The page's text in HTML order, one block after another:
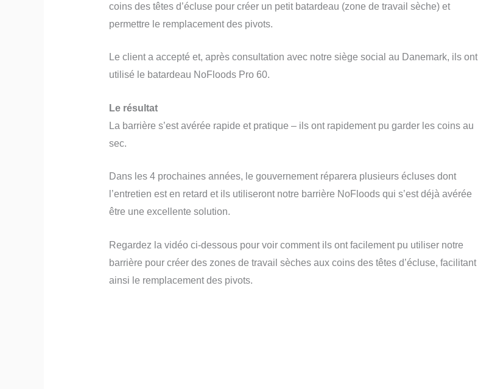
coins des têtes d’écluse pour créer un petit batardeau (zone de travail sèche) et
permettre le remplacement des pivots.
Le client a accepté et, après consultation avec notre siège social au Danemark, ils ont
utilisé le batardeau NoFloods Pro 60.
Le résultat
La barrière s’est avérée rapide et pratique – ils ont rapidement pu garder les coins au
sec.
Dans les 4 prochaines années, le gouvernement réparera plusieurs écluses dont
l’entretien est en retard et ils utiliseront notre barrière NoFloods qui s’est déjà avérée
être une excellente solution.
Regardez la vidéo ci-dessous pour voir comment ils ont facilement pu utiliser notre
barrière pour créer des zones de travail sèches aux coins des têtes d’écluse, facilitant
ainsi le remplacement des pivots.